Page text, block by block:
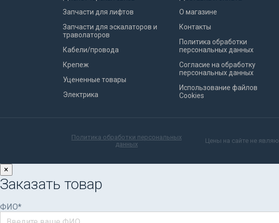
Запчасти для лифтов
Запчасти для эскалаторов и
траволаторов
Кабели/провода
Крепеж
Уцененные товары
Электрика
О магазине
Контакты
Политика обработки
персональных данных
Согласие на обработку
персональных данных
Использование файлов
Cookies
Политика обработки персональных
данных
Цены на сайте не
×
Заказать товар
ФИО*